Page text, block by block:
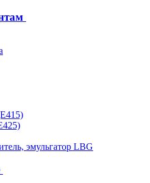
эмульгатор LBG